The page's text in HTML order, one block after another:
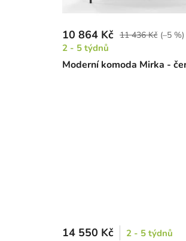
Moderní komoda Mirka -
10 864 Kč 11 436 Kč (–5 %)
2 - 5 týdnů
14 550 Kč 2 - 5 týdnů